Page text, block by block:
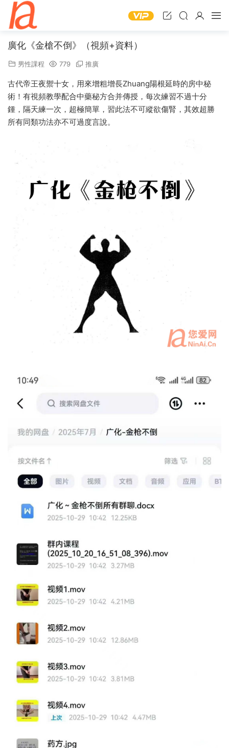
廣化《金槍不倒》（視頻+資料）
男性課程 779 推廣
古代帝王夜禦十女，用來增粗增長Zhuang陽根延時的房中秘
術！有視頻教學配合中藥秘方合并傳授，每次練習不過十分
鍾，隔天練一次，超極簡單，習此法不可縱欲傷腎，其效超勝
所有同類功法亦不可過度言說。